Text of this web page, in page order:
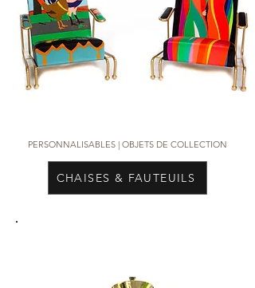
PERSONNALISABLES | OBJETS DE COLLECTION
CHAISES & FAUTEUILS